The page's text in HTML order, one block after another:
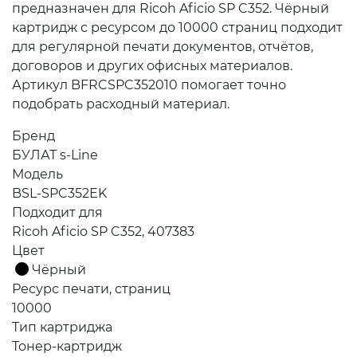
предназначен для Ricoh Aficio SP C352. Чёрный
картридж с ресурсом до 10000 страниц подходит
для регулярной печати документов, отчётов,
договоров и других офисных материалов.
Артикул BFRCSPC352010 помогает точно
подобрать расходный материал.
Бренд
БУЛАТ s-Line
Модель
BSL-SPC352EK
Подходит для
Ricoh Aficio SP C352, 407383
Цвет
Чёрный
Ресурс печати, страниц
10000
Тип картриджа
Тонер-картридж